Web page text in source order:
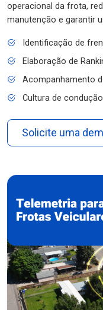
operacional da frota,
manutenção e garantir
Identificação de
Elaboração de
Acompanhamento
Cultura de
Solicite uma